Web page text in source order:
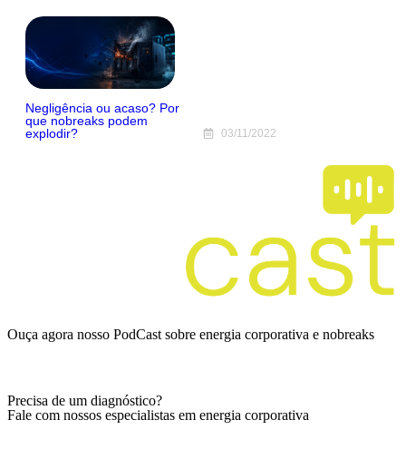
Negligência ou acaso? Por
que nobreaks podem
explodir?
03/11/2022
Ouça agora nosso PodCast sobre energia corporativa e nobreaks
Precisa de um diagnóstico?
Fale com nossos especialistas em energia corporativa